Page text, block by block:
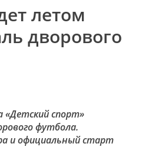
летом
дворового
«Детский спорт»
футбола.
и официальный старт